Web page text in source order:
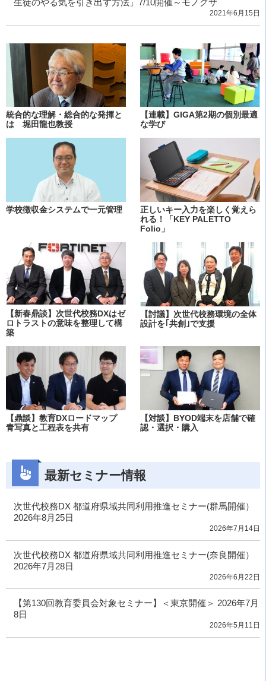
2021年6月15日
統合的な理解・総合的な発揮と
は 堀田龍也教授
【連載】GIGA第2期の個別最適
な学び
学校徴収金システムで一元管理
正しいキー入力を楽しく覚えら
れる！「KEY PALETTO
Folio」
【新春鼎談】次世代校務DXはゼ
ロトラストの意味を整理して構
築
【討議】次世代校務環境の全体
設計を｢共創｣で支援
【鼎談】教育DXロードマップ
青写真と工程表を共有
【対談】BYOD端末を店舗で確
認・選択・購入
最新セミナー情報
次世代校務DX 都道府県域共同利用推進セミナー(群馬開催）
2026年8月25日
2026年7月14日
次世代校務DX 都道府県域共同利用推進セミナー(奈良開催）
2026年7月28日
2026年6月22日
【第130回教育委員会対象セミナー】＜東京開催＞ 2026年7月
8日
2026年5月11日